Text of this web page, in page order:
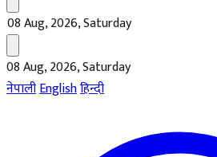
08 Aug, 2026, Saturday
08 Aug, 2026, Saturday
नेपालीEnglishहिन्दी